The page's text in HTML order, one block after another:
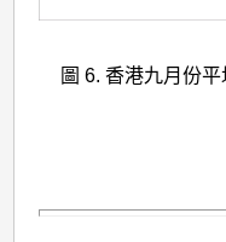
圖 6. 香港九月份